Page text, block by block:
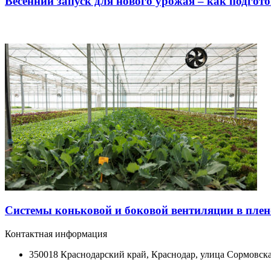
Системы коньковой и боковой вентиляции в
Контактная информация
350018 Краснодарский край, Краснодар, улица